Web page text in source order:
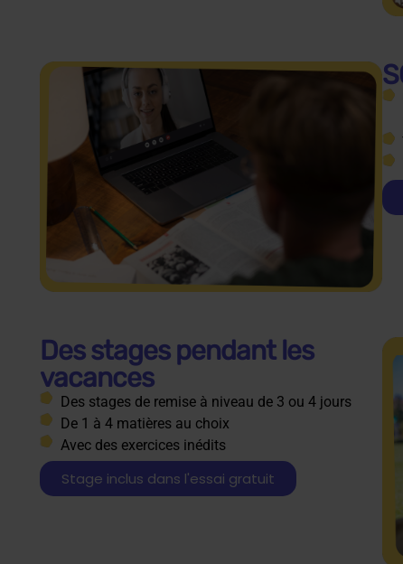
Des stages pendant les
vacances
Des stages de remise à niveau de 3 ou 4 jours
De 1 à 4 matières au choix
Avec des exercices inédits
Stage inclus dans l'essai gratuit